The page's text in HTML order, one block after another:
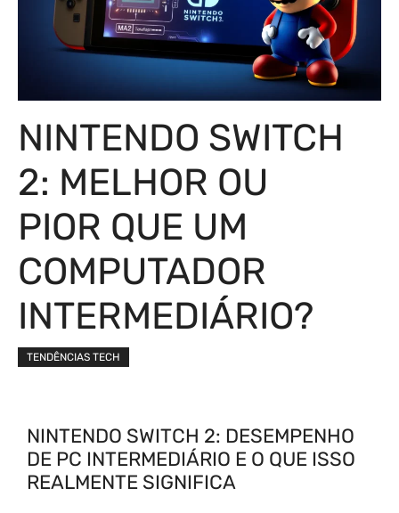
NINTENDO SWITCH
2: MELHOR OU
PIOR QUE UM
COMPUTADOR
INTERMEDIÁRIO?
TENDÊNCIAS TECH
NINTENDO SWITCH 2: DESEMPENHO
DE PC INTERMEDIÁRIO E O QUE ISSO
REALMENTE SIGNIFICA